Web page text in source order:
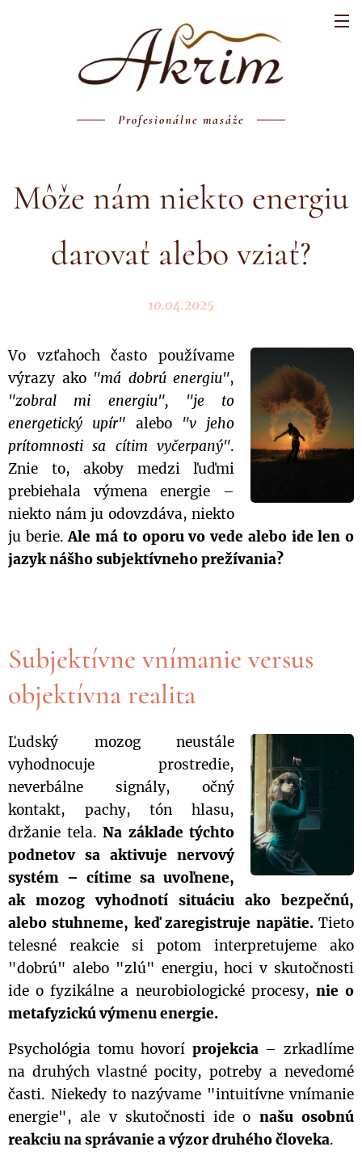
Profesionálne masáže
Môže nám niekto energiu
darovať alebo vziať?
10.04.2025
Vo vzťahoch často používame
výrazy ako "má dobrú energiu",
"zobral mi energiu", "je to
energetický upír" alebo "v jeho
prítomnosti sa cítim vyčerpaný".
Znie to, akoby medzi ľuďmi
prebiehala výmena energie –
niekto nám ju odovzdáva, niekto
ju berie.Ale má to oporu vo vede alebo ide len o
jazyk nášho subjektívneho prežívania?
Subjektívne vnímanie versus
objektívna realita
Ľudský mozog neustále
vyhodnocuje prostredie,
neverbálne signály, očný
kontakt, pachy, tón hlasu,
držanie tela.Na základe týchto
podnetov sa aktivuje nervový
systém – cítime sa uvoľnene,
ak mozog vyhodnotí situáciu ako bezpečnú,
alebo stuhneme, keď zaregistruje napätie.Tieto
telesné reakcie si potom interpretujeme ako
"dobrú" alebo "zlú" energiu, hoci v skutočnosti
ide o fyzikálne a neurobiologické procesy, nie o
metafyzickú výmenu energie.
Psychológia tomu hovorí projekcia– zrkadlíme
na druhých vlastné pocity, potreby a nevedomé
časti. Niekedy to nazývame "intuitívne vnímanie
energie", ale v skutočnosti ide o našu osobnú
reakciu na správanie a výzor druhého človeka.